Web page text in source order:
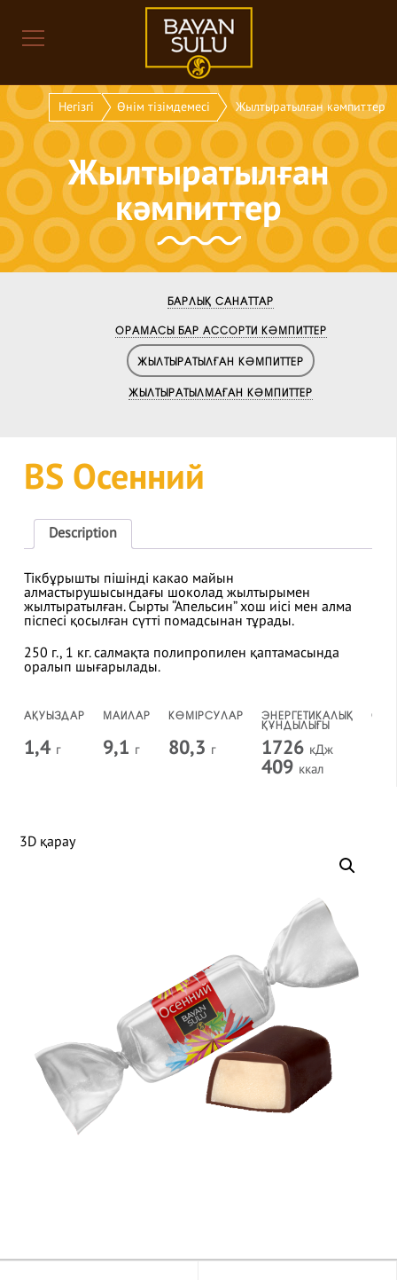
Негізгі Өнім тізімдемесі Жылтыратылған кәмпиттер
Жылтыратылған
кәмпиттер
БАРЛЫҚ САНАТТАР
ОРАМАСЫ БАР АССОРТИ КӘМПИТТЕР
ЖЫЛТЫРАТЫЛҒАН КӘМПИТТЕР
ЖЫЛТЫРАТЫЛМАҒАН КӘМПИТТЕР
BS Осенний
Description
Тікбұрышты пішінді какао майын
алмастырушысындағы шоколад жылтырымен
жылтыратылған. Сырты “Апельсин” хош иісі мен алма
піспесі қосылған сүтті помадсынан тұрады.
250 г., 1 кг. салмақта полипропилен қаптамасында
оралып шығарылады.
АҚУЫЗДАР МАЙЛАР КӨМІРСУЛАР ЭНЕРГЕТИКАЛЫҚ
ҚҰНДЫЛЫҒЫ
1,4 г 9,1 г 80,3 г 1726 кДж
409 ккал
3D қарау